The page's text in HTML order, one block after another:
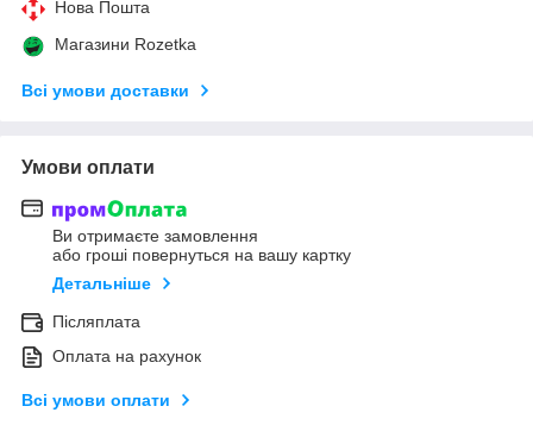
Нова Пошта
Магазини Rozetka
Всі умови доставки
Умови оплати
Ви отримаєте замовлення
або гроші повернуться на вашу картку
Детальніше
Післяплата
Оплата на рахунок
Всі умови оплати